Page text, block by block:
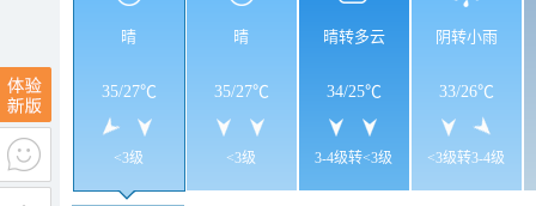
晴
35/27℃
<3级
晴
35/27℃
<3级
晴转多云
34/25℃
3-4级转<3级
阴转小雨
33/26℃
<3级转3-4级